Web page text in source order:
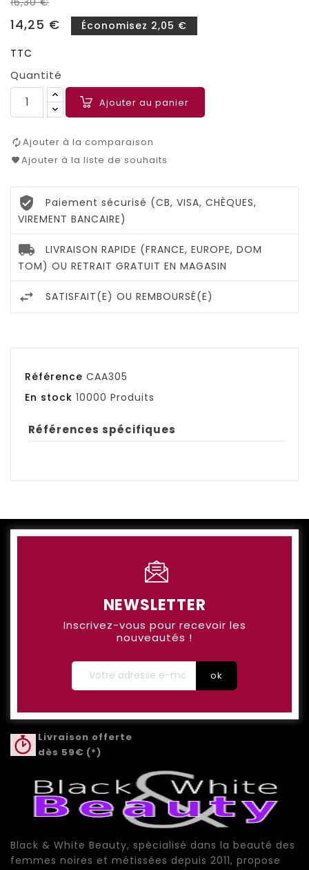
14,25 €
Économisez 2,05 €
TTC
Quantité
Ajouter au panier
Ajouter à la comparaison
Ajouter à la liste de souhaits
Paiement sécurisé (CB, VISA, CHÈQUES,
VIREMENT BANCAIRE)
LIVRAISON RAPIDE (FRANCE, EUROPE, DOM
TOM) OU RETRAIT GRATUIT EN MAGASIN
SATISFAIT(E) OU REMBOURSÉ(E)
Référence CAA305
En stock 10000 Produits
Références spécifiques
NEWSLETTER
Inscrivez-vous pour recevoir les
nouveautés !
Livraison offerte
dès 59€ (*)
Black & White Beauty, spécialisé dans la beauté des
femmes noires et métissées depuis 2011, propose